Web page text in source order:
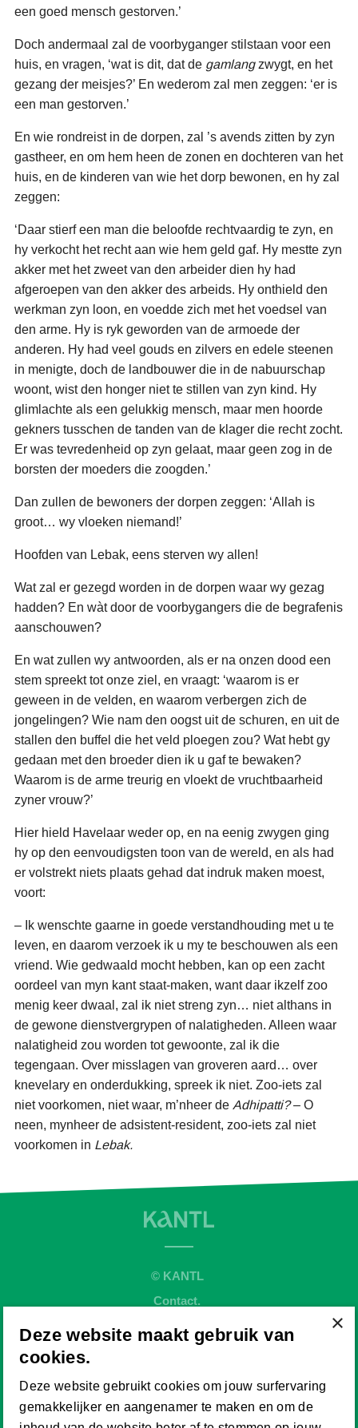
een goed mensch gestorven.’
Doch andermaal zal de voorbyganger stilstaan voor een
huis, en vragen, ‘wat is dit, dat de gamlangzwygt, en het
gezang der meisjes?’ En wederom zal men zeggen: ‘er is
een man gestorven.’
En wie rondreist in de dorpen, zal ’s avends zitten by zyn
gastheer, en om hem heen de zonen en dochteren van het
huis, en de kinderen van wie het dorp bewonen, en hy zal
zeggen:
‘Daar stierf een man die beloofde rechtvaardig te zyn, en
hy verkocht het recht aan wie hem geld gaf. Hy mestte zyn
akker met het zweet van den arbeider dien hy had
afgeroepen van den akker des arbeids. Hy onthield den
werkman zyn loon, en voedde zich met het voedsel van
den arme. Hy is ryk geworden van de armoede der
anderen. Hy had veel gouds en zilvers en edele steenen
in menigte, doch de landbouwer die in de nabuurschap
woont, wist den honger niet te stillen van zyn kind. Hy
glimlachte als een gelukkig mensch, maar men hoorde
gekners tusschen de tanden van de klager die recht zocht.
Er was tevredenheid op zyn gelaat, maar geen zog in de
borsten der moeders die zoogden.’
Dan zullen de bewoners der dorpen zeggen: ‘Allah is
groot… wy vloeken niemand!’
Hoofden van Lebak, eens sterven wy allen!
Wat zal er gezegd worden in de dorpen waar wy gezag
hadden? En wàt door de voorbygangers die de begrafenis
aanschouwen?
En wat zullen wy antwoorden, als er na onzen dood een
stem spreekt tot onze ziel, en vraagt: ‘waarom is er
geween in de velden, en waarom verbergen zich de
jongelingen? Wie nam den oogst uit de schuren, en uit de
stallen den buffel die het veld ploegen zou? Wat hebt gy
gedaan met den broeder dien ik u gaf te bewaken?
Waarom is de arme treurig en vloekt de vruchtbaarheid
zyner vrouw?’
Hier hield Havelaar weder op, en na eenig zwygen ging
hy op den eenvoudigsten toon van de wereld, en als had
er volstrekt niets plaats gehad dat indruk maken moest,
voort:
– Ik wenschte gaarne in goede verstandhouding met u te
leven, en daarom verzoek ik u my te beschouwen als een
vriend. Wie gedwaald mocht hebben, kan op een zacht
oordeel van myn kant staat-maken, want daar ikzelf zoo
menig keer dwaal, zal ik niet streng zyn… niet althans in
de gewone dienstvergrypen of nalatigheden. Alleen waar
nalatigheid zou worden tot gewoonte, zal ik die
tegengaan. Over misslagen van groveren aard… over
knevelary en onderdukking, spreek ik niet. Zoo-iets zal
niet voorkomen, niet waar, m’nheer de Adhipatti?– O
neen, mynheer de adsistent-resident, zoo-iets zal niet
voorkomen in Lebak.
© KANTL
Contact.
Sitemap.
Cookiebeleid.
Website by
×
Deze website maakt gebruik van
cookies.
Deze website gebruikt cookies om jouw surfervaring
gemakkelijker en aangenamer te maken en om de